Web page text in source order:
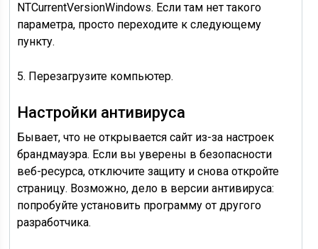
NTCurrentVersionWindows. Если там нет такого
параметра, просто переходите к следующему
пункту.
5. Перезагрузите компьютер.
Настройки антивируса
Бывает, что не открывается сайт из-за настроек
брандмауэра. Если вы уверены в безопасности
веб-ресурса, отключите защиту и снова откройте
страницу. Возможно, дело в версии антивируса:
попробуйте установить программу от другого
разработчика.